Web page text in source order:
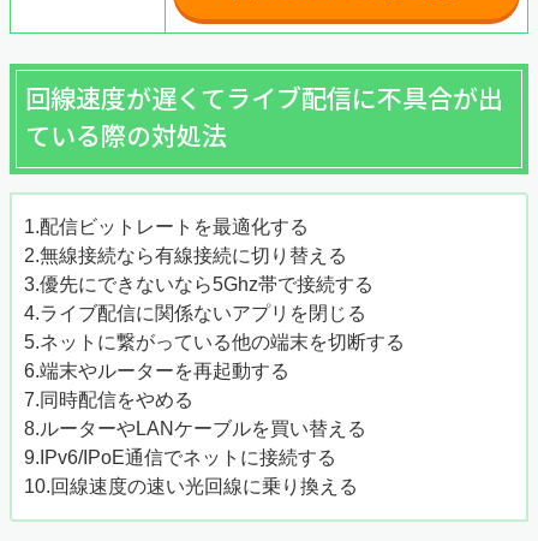
回線速度が遅くてライブ配信に不具合が出
ている際の対処法
1.配信ビットレートを最適化する
2.無線接続なら有線接続に切り替える
3.優先にできないなら5Ghz帯で接続する
4.ライブ配信に関係ないアプリを閉じる
5.ネットに繋がっている他の端末を切断する
6.端末やルーターを再起動する
7.同時配信をやめる
8.ルーターやLANケーブルを買い替える
9.IPv6/IPoE通信でネットに接続する
10.回線速度の速い光回線に乗り換える